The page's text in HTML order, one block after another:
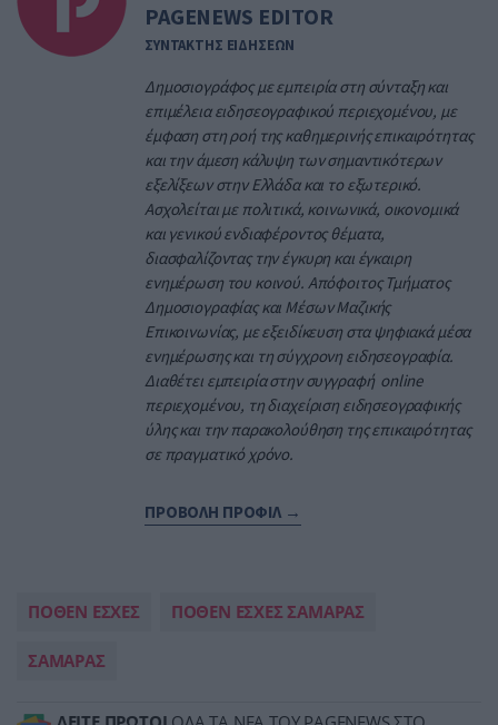
PAGENEWS EDITOR
ΣΥΝΤΑΚΤΗΣ ΕΙΔΗΣΕΩΝ
Δημοσιογράφος με εμπειρία στη σύνταξη και
επιμέλεια ειδησεογραφικού περιεχομένου, με
έμφαση στη ροή της καθημερινής επικαιρότητας
και την άμεση κάλυψη των σημαντικότερων
εξελίξεων στην Ελλάδα και το εξωτερικό.
Ασχολείται με πολιτικά, κοινωνικά, οικονομικά
και γενικού ενδιαφέροντος θέματα,
διασφαλίζοντας την έγκυρη και έγκαιρη
ενημέρωση του κοινού. Απόφοιτος Τμήματος
Δημοσιογραφίας και Μέσων Μαζικής
Επικοινωνίας, με εξειδίκευση στα ψηφιακά μέσα
ενημέρωσης και τη σύγχρονη ειδησεογραφία.
Διαθέτει εμπειρία στην συγγραφή online
περιεχομένου, τη διαχείριση ειδησεογραφικής
ύλης και την παρακολούθηση της επικαιρότητας
σε πραγματικό χρόνο.
ΠΡΟΒΟΛΗ ΠΡΟΦΙΛ →
ΠΟΘΕΝ ΕΣΧΕΣ ΠΟΘΕΝ ΕΣΧΕΣ ΣΑΜΑΡΑΣ
ΣΑΜΑΡΑΣ